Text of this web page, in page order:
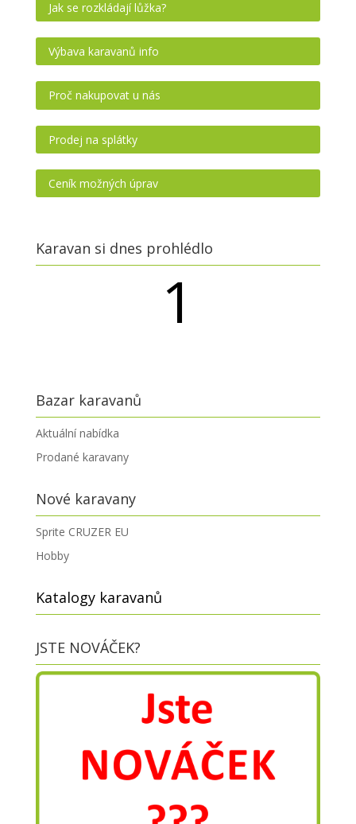
Jak se rozkládají lůžka?
Výbava karavanů info
Proč nakupovat u nás
Prodej na splátky
Ceník možných úprav
Karavan si dnes prohlédlo
1
Bazar karavanů
Aktuální nabídka
Prodané karavany
Nové karavany
Sprite CRUZER EU
Hobby
Katalogy karavanů
JSTE NOVÁČEK?